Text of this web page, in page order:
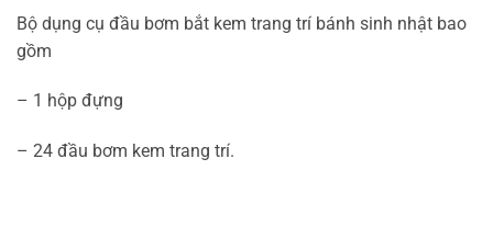
Bộ dụng cụ đầu bơm bắt kem trang trí bánh sinh nhật bao
gồm
– 1 hộp đựng
– 24 đầu bơm kem trang trí.